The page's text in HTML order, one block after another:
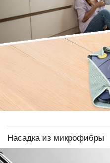
Насадка из микрофибры